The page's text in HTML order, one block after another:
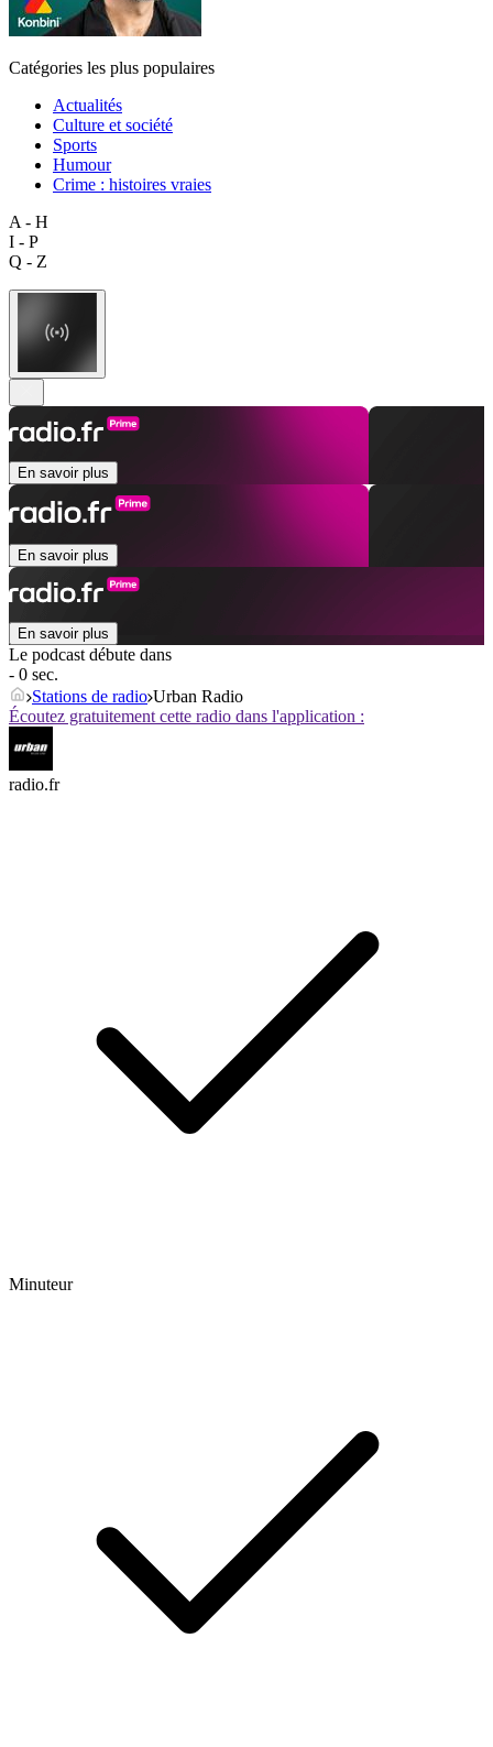
Catégories les plus populaires
Actualités
Culture et société
Sports
Humour
Crime : histoires vraies
A - H
I - P
Q - Z
En savoir plus
En savoir plus
En savoir plus
Le podcast débute dans
- 0 sec.
Stations de radio Urban Radio
Écoutez gratuitement cette radio dans l'application :
radio.fr
Minuteur